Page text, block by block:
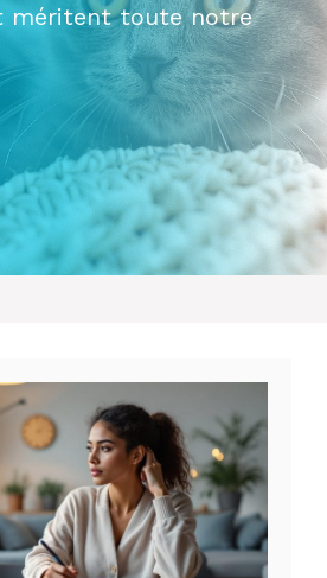
méritent toute notre